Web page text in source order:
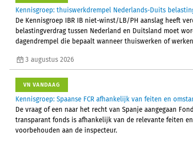
Kennisgroep: thuiswerkdrempel Nederlands-Duits
De Kennisgroep IBR IB niet-winst/LB/PH aanslag heeft
belastingverdrag tussen Nederland en Duitsland moet
dagendrempel die bepaalt wanneer thuiswerken of
3 augustus 2026
VN VANDAAG
Kennisgroep: Spaanse FCR afhankelijk van feiten en
De vraag of een naar het recht van Spanje aangegaan
transparant fonds is afhankelijk van de relevante feiten
voorbehouden aan de inspecteur.